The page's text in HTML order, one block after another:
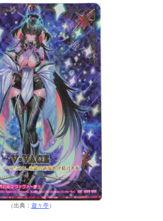
（出典： 遊々亭）